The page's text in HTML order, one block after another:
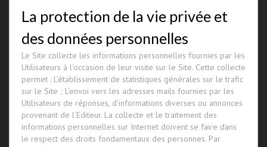
La protection de la vie privée et
des données personnelles
Le Site collecte les informations personnelles fournies par les
Utilisateurs à l'occasion de leur visite sur le Site. Cette collecte
permet : L'établissement de statistiques générales sur le trafic
sur le Site ; L'envoi vers les adresses mails fournies par les
Utilisateurs de réponses, d'informations diverses ou annonces
provenant de l'Editeur. La collecte et le traitement des
informations personnelles sur Internet doivent se faire dans
le respect des droits fondamentaux des personnes. Par